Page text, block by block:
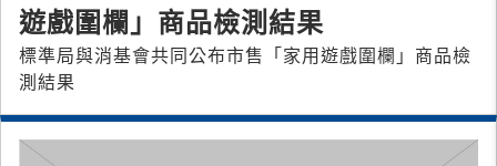
遊戲圍欄」商品檢測結果
標準局與消基會共同公布市售「家用遊戲圍欄」商品檢
測結果